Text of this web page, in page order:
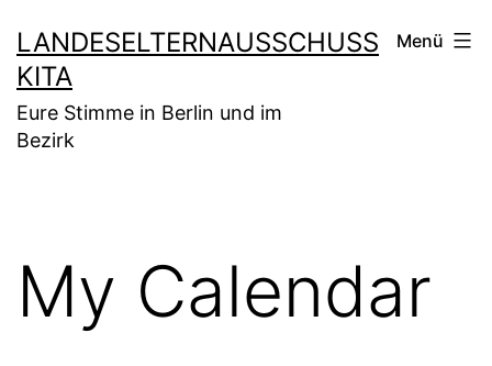
Inhalt
springen
LANDESELTERNAUSSCHUSS
KITA
Eure Stimme in Berlin und im
Bezirk
Menü
My Calendar